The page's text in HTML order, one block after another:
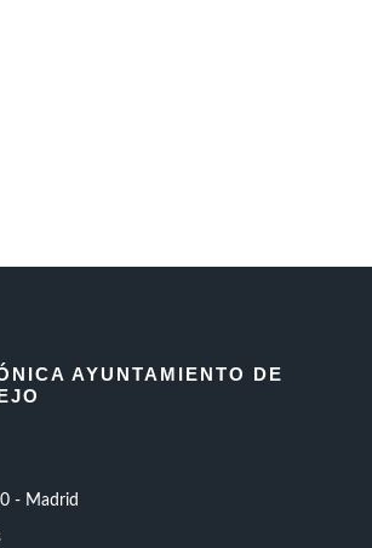
AYUNTAMIENTO DE
- Madrid